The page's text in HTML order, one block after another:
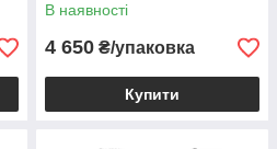
В наявності
4 650 ₴/упаковка
Купити